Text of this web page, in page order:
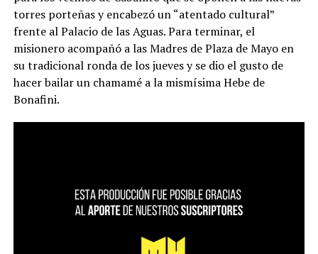
torres porteñas y encabezó un “atentado cultural”
frente al Palacio de las Aguas. Para terminar, el
misionero acompañó a las Madres de Plaza de Mayo en
su tradicional ronda de los jueves y se dio el gusto de
hacer bailar un chamamé a la mismísima Hebe de
Bonafini.